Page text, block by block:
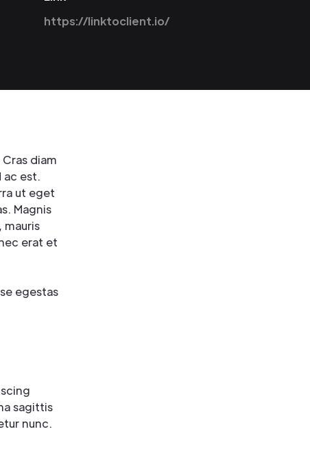
https://linktoclient.io/
diam
ac est.
ut eget
Magnis
erat et
egestas
sagittis
nunc.